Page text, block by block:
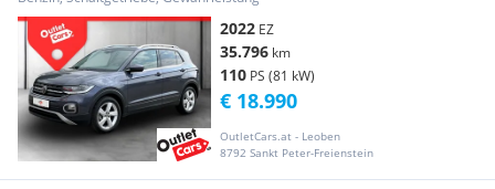
2022 EZ
35.796 km
110 PS (81 kW)
OutletCars.at - Leoben
8792 Sankt Peter-Freienstein
€ 18.990